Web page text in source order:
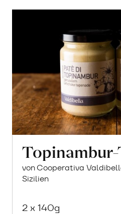
von Cooperativa
Sizilien
2 x 140g